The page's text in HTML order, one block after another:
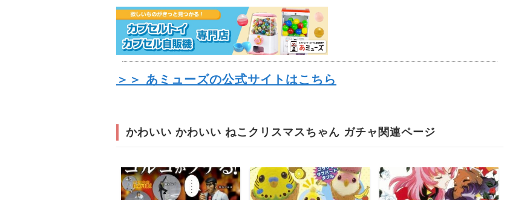
＞＞ あミューズの公式サイトはこちら
かわいい かわいい ねこクリスマスちゃん ガチャ関連ページ